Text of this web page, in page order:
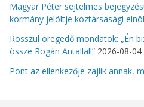
Magyar Péter sejtelmes
kormány jelöltje köztársasági
Rosszul öregedő mondatok: „Én
össze Rogán Antallal!” 2026-08-04
Pont az ellenkezője zajlik annak,